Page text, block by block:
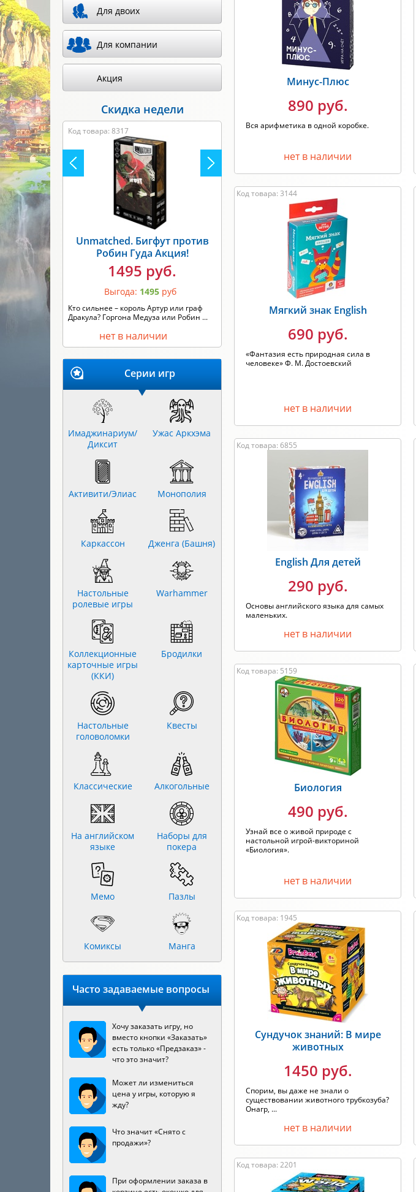
Производитель: Любой
Минус-Плюс
890 руб.
Вся арифметика в одной коробке.
нет в наличии
Код товара: 3144
Мягкий знак English
690 руб.
«Фантазия есть природная сила в
человеке» Ф. М. Достоевский
нет в наличии
Код товара: 6855
English Для детей
290 руб.
Основы английского языка для самых
маленьких.
нет в наличии
Код товара: 5159
Биология
490 руб.
Узнай все о живой природе с
настольной игрой-викториной
«Биология».
нет в наличии
Код товара: 1945
Сундучок знаний: В мире
животных
1450 руб.
Спорим, вы даже не знали о
существовании животного трубкозуба?
Онагр, ...
нет в наличии
Код товара: 2201
Для двоих
Для компании
Акция
Скидка недели
Код товара: 8317
Unmatched. Бигфут против
Робин Гуда Акция!
1495 руб.
Выгода: 1495 руб
Кто сильнее – король Артур или граф
Дракула? Горгона Медуза или Робин ...
нет в наличии
Серии игр
Имаджинариум/
Диксит
Ужас Аркхэма
Активити/Элиас Монополия
Каркассон Дженга (Башня)
Настольные
ролевые игры
Warhammer
Коллекционные
карточные игры
(ККИ)
Бродилки
Настольные
головоломки
Квесты
Классические Алкогольные
На английском
языке
Наборы для
покера
Мемо Пазлы
Комиксы Манга
Часто задаваемые вопросы
Хочу заказать игру, но
вместо кнопки «Заказать»
есть только «Предзаказ» -
что это значит?
Может ли измениться
цена у игры, которую я
жду?
Что значит «Снято с
продажи»?
При оформлении заказа в